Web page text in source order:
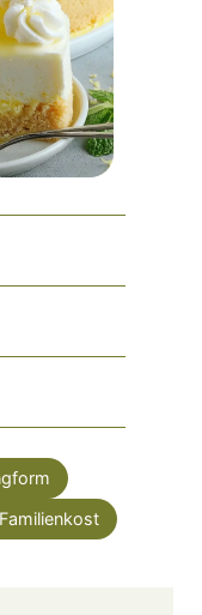
Familienkost